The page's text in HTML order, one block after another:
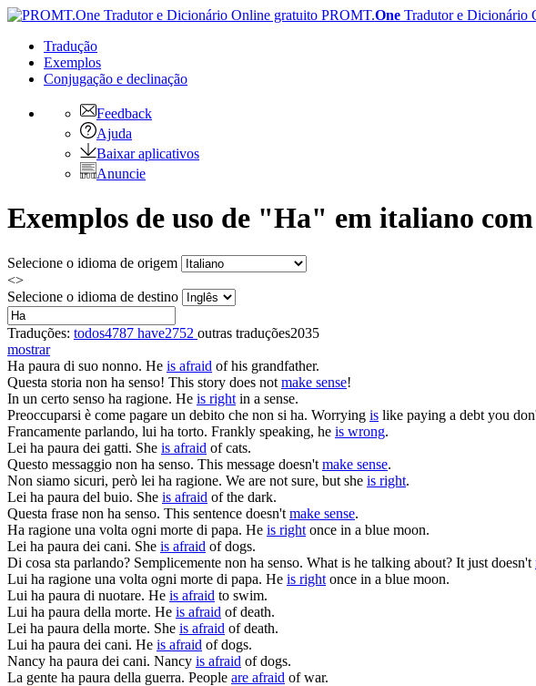
PROMT.One Tradutor e Dicionário
Tradução
Exemplos
Conjugação e declinação
Feedback
Ajuda
Baixar aplicativos
Anuncie
Exemplos de uso de "Ha" em italiano
Selecione o idioma de origem
<>
Selecione o idioma de destino
Traduções: todos4787 have2752 outras traduções2035
mostrar
Ha paura di suo nonno. He is afraid of his grandfather.
Questa storia non ha senso! This story does not make sense!
In un certo senso ha ragione. He is right in a sense.
Preoccuparsi è come pagare un debito che non si ha. Worrying is like paying a debt you
Francamente parlando, lui ha torto. Frankly speaking, he is wrong.
Lei ha paura dei gatti. She is afraid of cats.
Questo messaggio non ha senso. This message doesn't make sense.
Non siamo sicuri, però lei ha ragione. We are not sure, but she is right.
Lei ha paura del buio. She is afraid of the dark.
Questa frase non ha senso. This sentence doesn't make sense.
Ha ragione una volta ogni morte di papa. He is right once in a blue moon.
Lei ha paura dei cani. She is afraid of dogs.
Di cosa sta parlando? Semplicemente non ha senso. What is he talking about? It just doesn't
Lui ha ragione una volta ogni morte di papa. He is right once in a blue moon.
Lui ha paura di nuotare. He is afraid to swim.
Lui ha paura della morte. He is afraid of death.
Lei ha paura della morte. She is afraid of death.
Lui ha paura dei cani. He is afraid of dogs.
Nancy ha paura dei cani. Nancy is afraid of dogs.
La gente ha paura della guerra. People are afraid of war.